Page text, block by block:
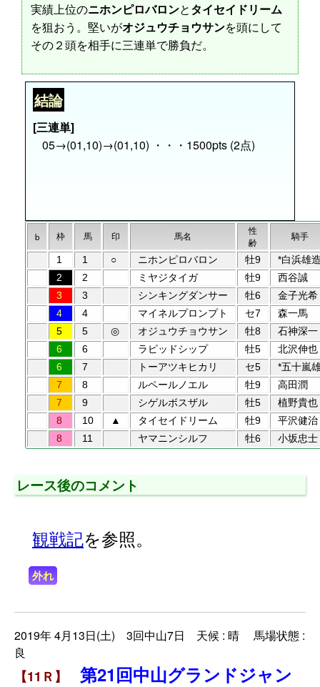
実績上位のニホンピロバロンとタイセイドリーム
を狙おう。堅いがオジュウチョウサンを頭にして
その２頭を相手に三連単で勝負だ。
結論
[三連単]
05→(01,10)→(01,10) ・・・1500pts (2点)
b 枠 馬 印 馬名
性
齢
騎手
1 1 ○ ニホンピロバロン 牡9
*白浜雄
2
2 ミヤジタイガ 牡9
西谷誠
3
3 シンキングダンサー 牡6
金子光希
4
4 マイネルプロンプト セ7
森一馬
5
5 ◎ オジュウチョウサン 牡8
石神深一
6
6 ラピッドシップ 牡5
北沢伸也
6
7 トーアツキヒカリ セ5
*五十嵐
7
8 ルペールノエル 牡9
高田潤
7
9 シゲルボスザル 牡5
植野貴也
8
10 ▲ タイセイドリーム 牡9
平沢健治
8
11 ヤマニンシルフ 牡6 小坂忠士
レース後のコメント
観戦記を参照。
外れ
2019年 4月13日(土) 3回中山7日 天候 : 晴 馬場状態 :
良
【11Ｒ】 第21回中山グランドジャン